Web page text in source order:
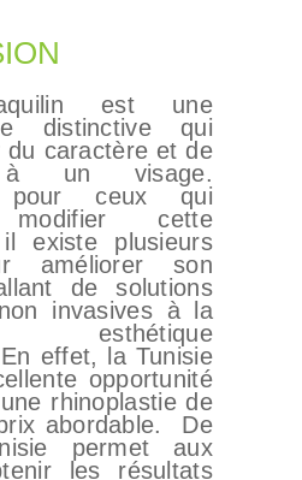
est une
distinctive qui
du caractère et de
à un visage.
pour ceux qui
modifier cette
existe plusieurs
améliorer son
de solutions
invasives à la
esthétique
effet, la Tunisie
opportunité
rhinoplastie de
abordable. De
permet aux
les résultats